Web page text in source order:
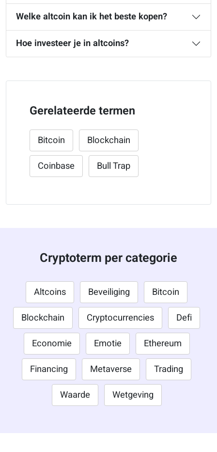
Welke altcoin kan ik het beste kopen?
Hoe investeer je in altcoins?
Gerelateerde termen
Bitcoin
Blockchain
Coinbase
Bull Trap
Cryptoterm per categorie
Altcoins Beveiliging
Bitcoin
Blockchain
Cryptocurrencies
Defi
Economie
Emotie
Ethereum
Financing
Metaverse
Trading
Waarde
Wetgeving